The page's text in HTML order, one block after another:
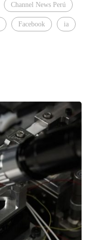
Channel News Perú
Facebook ia